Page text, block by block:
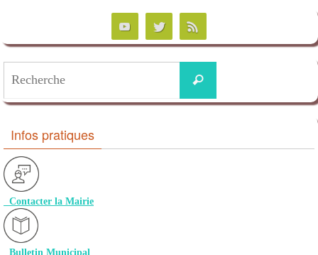
Infos pratiques
Contacter la Mairie
Bulletin Municipal